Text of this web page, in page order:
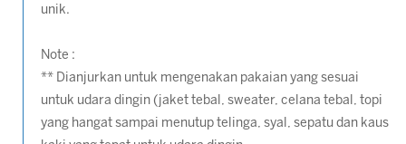
unik.
Note :
** Dianjurkan untuk mengenakan pakaian yang sesuai
untuk udara dingin (jaket tebal, sweater, celana tebal, topi
yang hangat sampai menutup telinga, syal, sepatu dan kaus